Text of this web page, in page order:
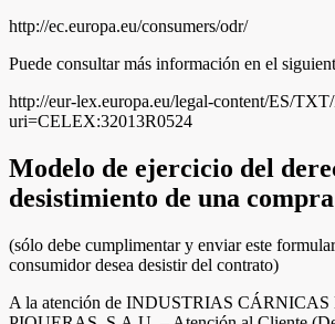
http://ec.europa.eu/consumers/odr/
Puede consultar más información en el
http://eur-lex.europa.eu/legal-content/ES/
uri=CELEX:32013R0524
Modelo de ejercicio del
desistimiento de una
(sólo debe cumplimentar y enviar este
consumidor desea desistir del contrato)
A la atención de INDUSTRIAS